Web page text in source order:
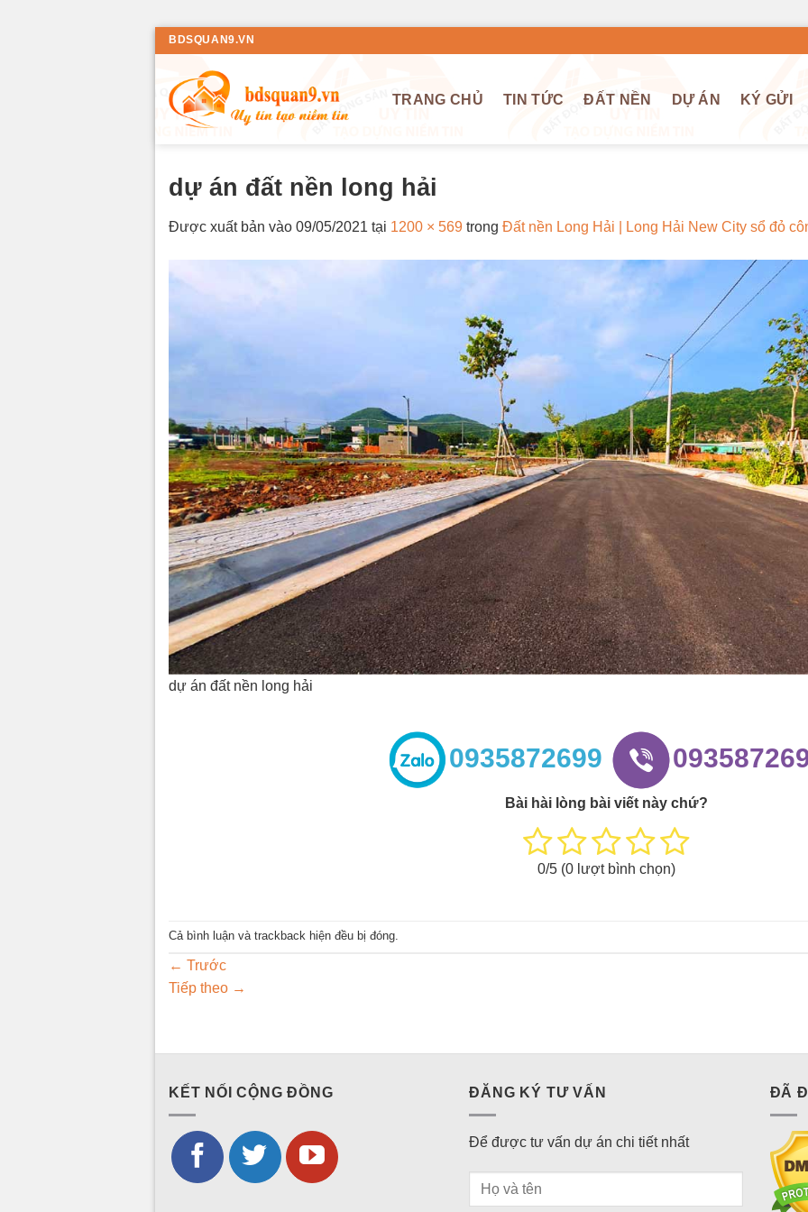
Bỏ
dung
BDSQUAN9.VN
TRANG CHỦ TIN TỨC ĐẤT NỀN DỰ ÁN KÝ GỬI
dự án đất nền long hải
Được xuất bản vào 09/05/2021 tại 1200 × 569 trong Đất nền Long Hải | Long Hải New City sổ đỏ
dự án đất nền long hải
0935872699
Bài hài lòng bài viết này chứ?
0/5 (0lượt bình chọn)
Cả bình luận và trackback hiện đều bị đóng.
← Trước
Tiếp theo →
KẾT NỐI CỘNG ĐỒNG ĐĂNG KÝ TƯ VẤN
Để được tư vấn dự án chi tiết nhất
ĐÃ